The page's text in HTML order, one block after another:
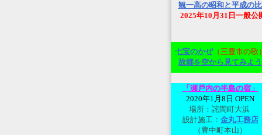
観一高の昭和と平成の
2025年10月31日一般公
七宝のかぜ（三豊市の歌）
故郷を空から見てみよ う
「瀬戸内の半島の宿」
2020年1月8日 OPEN
場所：詫間町大浜
設計施工： 金丸工務店
（豊中町本山）